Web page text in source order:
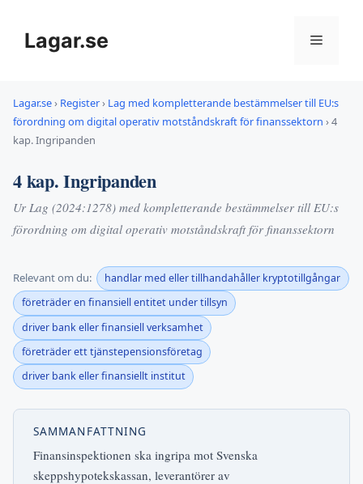
innehållLagar.se Meny
Lagar.se› Register› Lag med kompletterande bestämmelser till EU:s
förordning om digital operativ motståndskraft för finanssektorn ›4
kap. Ingripanden
4 kap. Ingripanden
Ur Lag (2024:1278) med kompletterande bestämmelser till EU:s
förordning om digital operativ motståndskraft för finanssektorn
Relevant om du:
handlar med eller tillhandahåller kryptotillgångar
företräder en finansiell entitet under tillsyn
driver bank eller finansiell verksamhet
företräder ett tjänstepensionsföretag
driver bank eller finansiellt institut
SAMMANFATTNING
Finansinspektionen ska ingripa mot Svenska
skeppshypotekskassan, leverantörer av